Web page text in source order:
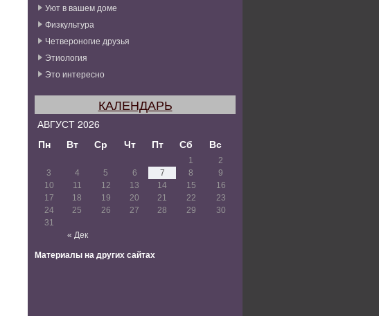
Уют в вашем доме
Физкультура
Четвероногие друзья
Этиология
Это интересно
КАЛЕНДАРЬ
АВГУСТ 2026
Пн
Вт Ср Чт Пт Сб Вс
« Дек
1
2
3
4 5 6 7 8
9
10
11 12 13 14 15
16
17
18 19 20 21 22
23
24
25 26 27 28 29
30
31
Материалы на других сайтах